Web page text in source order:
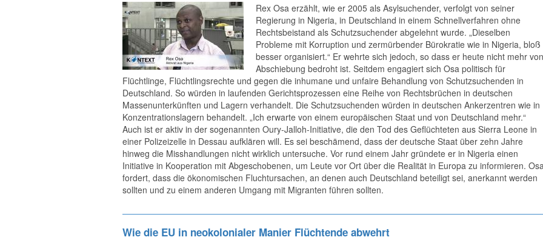
Rex Osa erzählt, wie er 2005 als Asylsuchender, verfolgt von seiner
Regierung in Nigeria, in Deutschland in einem Schnellverfahren ohne
Rechtsbeistand als Schutzsuchender abgelehnt wurde. „Dieselben
Probleme mit Korruption und zermürbender Bürokratie wie in Nigeria, bloß
besser organisiert.“ Er wehrte sich jedoch, so dass er heute nicht mehr von
Abschiebung bedroht ist. Seitdem engagiert sich Osa politisch für
Flüchtlinge, Flüchtlingsrechte und gegen die inhumane und unfaire Behandlung von Schutzsuchenden in
Deutschland. So würden in laufenden Gerichtsprozessen eine Reihe von Rechtsbrüchen in deutschen
Massenunterkünften und Lagern verhandelt. Die Schutzsuchenden würden in deutschen Ankerzentren wie in
Konzentrationslagern behandelt. „Ich erwarte von einem europäischen Staat und von Deutschland mehr.“
Auch ist er aktiv in der sogenannten Oury-Jalloh-Initiative, die den Tod des Geflüchteten aus Sierra Leone in
einer Polizeizelle in Dessau aufklären will. Es sei beschämend, dass der deutsche Staat über zehn Jahre
hinweg die Misshandlungen nicht wirklich untersuche. Vor rund einem Jahr gründete er in Nigeria einen
Initiative in Kooperation mit Abgeschobenen, um Leute vor Ort über die Realität in Europa zu informieren.
fordert, dass die ökonomischen Fluchtursachen, an denen auch Deutschland beteiligt sei, anerkannt werden
sollten und zu einem anderen Umgang mit Migranten führen sollten.
Wie die EU in neokolonialer Manier Flüchtende abwehrt